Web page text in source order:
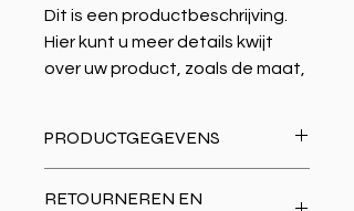
Dit is een productbeschrijving.
Hier kunt u meer details kwijt
over uw product, zoals de maat,
PRODUCTGEGEVENS
Hier kunt u meer gegevens kwijt
RETOURNEREN EN